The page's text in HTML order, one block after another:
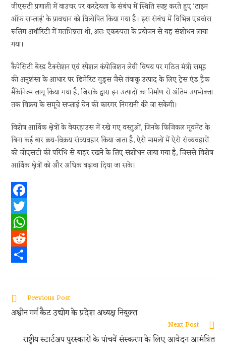
जीएसटी प्रणाली में वाउचर पर करदेयता के संबंध में स्थिति स्पष्ट करते हुए ‘टाइम
ऑफ सप्लाई’ के प्रावधान को विलोपित किया गया है। इस संबंध में विभिन्न एडवांस
रूलिंग अथॉरिटी में मतभिन्नता थी, अतः एकरूपता के प्रयोजन से यह संशोधन लाया
गया।
कैपेसिटी बेस्ड टैक्सेशन एवं स्पेशल कंपोजिशन लेवी विषय पर गठित मंत्री समूह
की अनुशंसा के आधार पर डिमेरिट गुड्स जैसे तंबाकू उत्पाद के लिए ट्रेस एंड ट्रैक
मैकेनिज्म लागू किया गया है, जिसके द्वारा इन उत्पादों का निर्माण से अंतिम उपभोक्ता
तक विक्रय के समूचे सप्लाई चेन की कारगर निगरानी की जा सकेगी।
विशेष आर्थिक क्षेत्रों के वेयरहाउस में रखे गए वस्तुओं, जिनके फिजिकल मूवमेंट के
बिना कई बार क्रय-विक्रय संव्यवहार किया जाता है, ऐसे मामलों में ऐसे संव्यवहारों
को जीएसटी की परिधि से बाहर रखने के लिए संशोधन लाया गया है, जिससे विशेष
आर्थिक क्षेत्रों को और अधिक बढ़ावा दिया जा सके।
F
a
c
e
o
k
T
w
e
r
W
h
s
A
R
d
i
a
r
Read
more
articles
Previous Post
अश्वीन गर्ग कैट उद्योग के प्रदेश अध्यक्ष नियुक्त
Next Post
राष्ट्रीय स्टार्टअप पुरस्कारों के पांचवें संस्करण के लिए आवेदन आमंत्रित